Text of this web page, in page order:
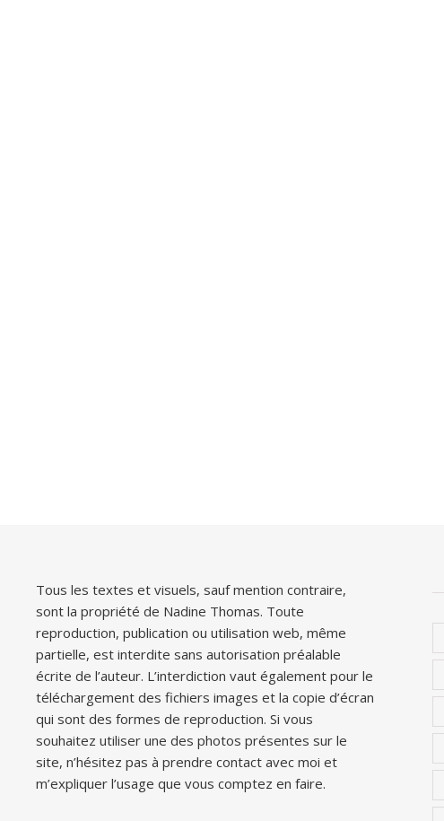
Tous les textes et visuels, sauf mention contraire,
sont la propriété de Nadine Thomas. Toute
reproduction, publication ou utilisation web, même
partielle, est interdite sans autorisation préalable
écrite de l’auteur. L’interdiction vaut également pour le
téléchargement des fichiers images et la copie d’écran
qui sont des formes de reproduction. Si vous
souhaitez utiliser une des photos présentes sur le
site, n’hésitez pas à prendre contact avec moi et
m’expliquer l’usage que vous comptez en faire.